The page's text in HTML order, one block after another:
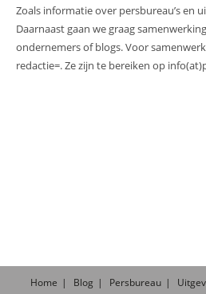
Zoals informatie over persbureau’s en
Daarnaast gaan we graag
ondernemers of blogs. Voor
redactie=. Ze zijn te bereiken op
Home Blog Persbureau